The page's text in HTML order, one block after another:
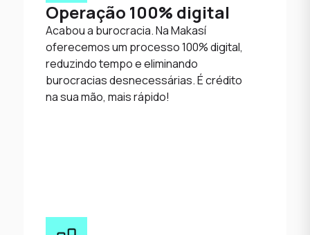
Operação 100% digital
Acabou a burocracia. Na Makasí
oferecemos um processo 100% digital,
reduzindo tempo e eliminando
burocracias desnecessárias. É crédito
na sua mão, mais rápido!